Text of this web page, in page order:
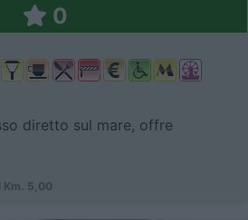
0
diretto sul mare, offre
Km. 5,00